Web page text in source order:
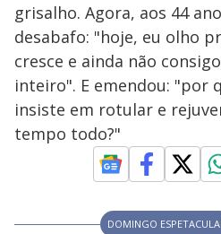
e
o
grisalho. Agora, aos 44
desabafo: "hoje, eu olho
cresce e ainda não
inteiro". E emendou: "por
insiste em rotular e
tempo todo?"
DOMINGO